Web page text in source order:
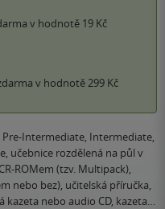
v hodnotě 19 Kč
v hodnotě 299 Kč
Pre-Intermediate, Intermediate,
učebnice rozdělená na půl v
ROMem (tzv. Multipack),
nebo bez), učitelská příručka,
kazeta nebo audio CD, kazeta…